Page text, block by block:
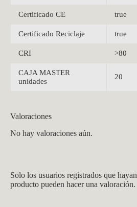
Certificado CE true
Certificado Reciclaje true
CRI >80
CAJA MASTER
unidades
20
Valoraciones
No hay valoraciones aún.
Solo los usuarios registrados que
producto pueden hacer una valoración.